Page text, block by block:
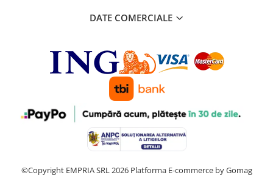
DATE COMERCIALE
©Copyright EMPRIA SRL 2026 Platforma E-commerce by Gomag